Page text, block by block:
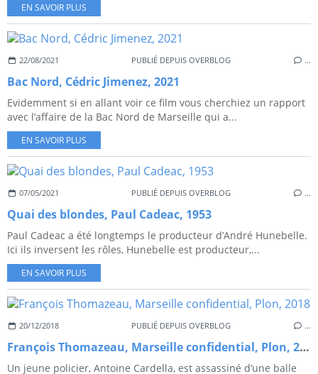
EN SAVOIR PLUS
22/08/2021 PUBLIÉ DEPUIS OVERBLOG …
Bac Nord, Cédric Jimenez, 2021
Evidemment si en allant voir ce film vous cherchiez un rapport
avec l’affaire de la Bac Nord de Marseille qui a...
EN SAVOIR PLUS
07/05/2021 PUBLIÉ DEPUIS OVERBLOG …
Quai des blondes, Paul Cadeac, 1953
Paul Cadeac a été longtemps le producteur d’André Hunebelle.
Ici ils inversent les rôles, Hunebelle est producteur,...
EN SAVOIR PLUS
20/12/2018 PUBLIÉ DEPUIS OVERBLOG …
François Thomazeau, Marseille confidential, Plon, 2018
Un jeune policier, Antoine Cardella, est assassiné d’une balle